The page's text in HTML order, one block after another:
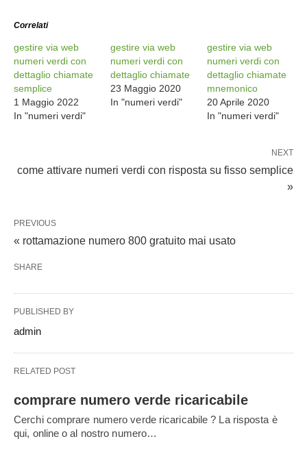
Correlati
gestire via web
numeri verdi con
dettaglio chiamate
semplice
1 Maggio 2022
In "numeri verdi"
gestire via web
numeri verdi con
dettaglio chiamate
23 Maggio 2020
In "numeri verdi"
gestire via web
numeri verdi con
dettaglio chiamate
mnemonico
20 Aprile 2020
In "numeri verdi"
NEXT
come attivare numeri verdi con risposta su fisso semplice
»
PREVIOUS
« rottamazione numero 800 gratuito mai usato
SHARE
PUBLISHED BY
admin
RELATED POST
comprare numero verde ricaricabile
Cerchi comprare numero verde ricaricabile ? La risposta è
qui, online o al nostro numero…